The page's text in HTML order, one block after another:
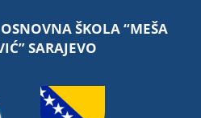
ŠKOLA “MEŠA
SARAJEVO